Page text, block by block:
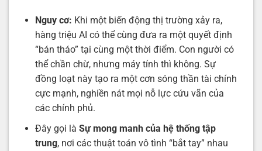
Nguy cơ: Khi một biến động thị trường xảy ra,
hàng triệu AI có thể cùng đưa ra một quyết định
“bán tháo” tại cùng một thời điểm. Con người có
thể chần chừ, nhưng máy tính thì không. Sự
đồng loạt này tạo ra một cơn sóng thần tài chính
cực mạnh, nghiền nát mọi nỗ lực cứu vãn của
các chính phủ.
Đây gọi là Sự mong manh của hệ thống tập
trung, nơi các thuật toán vô tình “bắt tay” nhau